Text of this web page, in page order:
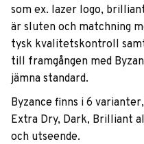
som ex. lazer logo,
är sluten och matchning
tysk kvalitetskontroll
till framgången med
jämna standard.
Byzance finns i 6
Extra Dry, Dark, Brilliant
och utseende.